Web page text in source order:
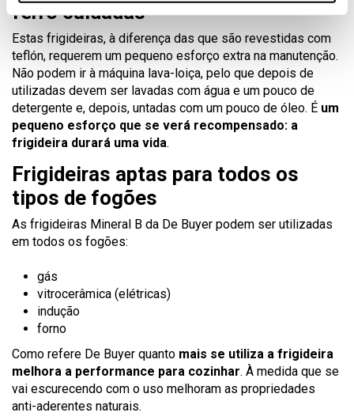
ferro cuidadas
Estas frigideiras, à diferença das que são revestidas com
teflón, requerem um pequeno esforço extra na manutenção.
Não podem ir à máquina lava-loiça, pelo que depois de
utilizadas devem ser lavadas com água e um pouco de
detergente e, depois, untadas com um pouco de óleo. É um
pequeno esforço que se verá recompensado: a
frigideira durará uma vida.
Frigideiras aptas para todos os
tipos de fogões
As frigideiras Mineral B da De Buyer podem ser utilizadas
em todos os fogões:
gás
vitrocerâmica (elétricas)
indução
forno
Como refere De Buyer quanto mais se utiliza a frigideira
melhora a performance para cozinhar. À medida que se
vai escurecendo com o uso melhoram as propriedades
anti-aderentes naturais.